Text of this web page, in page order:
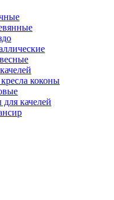
коконы
качелей